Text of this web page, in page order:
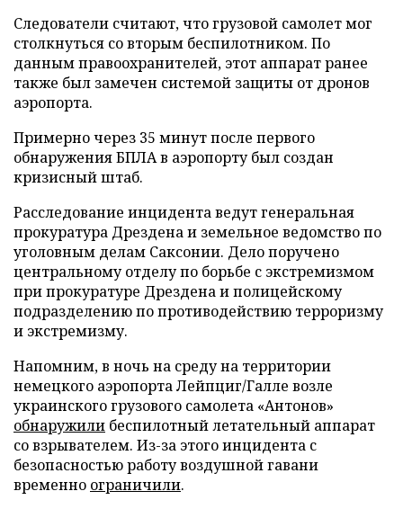
Следователи считают, что грузовой самолет мог
столкнуться со вторым беспилотником. По
данным правоохранителей, этот аппарат ранее
также был замечен системой защиты от дронов
аэропорта.
Примерно через 35 минут после первого
обнаружения БПЛА в аэропорту был создан
кризисный штаб.
Расследование инцидента ведут генеральная
прокуратура Дрездена и земельное ведомство по
уголовным делам Саксонии. Дело поручено
центральному отделу по борьбе с экстремизмом
при прокуратуре Дрездена и полицейскому
подразделению по противодействию терроризму
и экстремизму.
Напомним, в ночь на среду на территории
немецкого аэропорта Лейпциг/Галле возле
украинского грузового самолета «Антонов»
обнаружили беспилотный летательный аппарат
со взрывателем. Из-за этого инцидента с
безопасностью работу воздушной гавани
временно ограничили.